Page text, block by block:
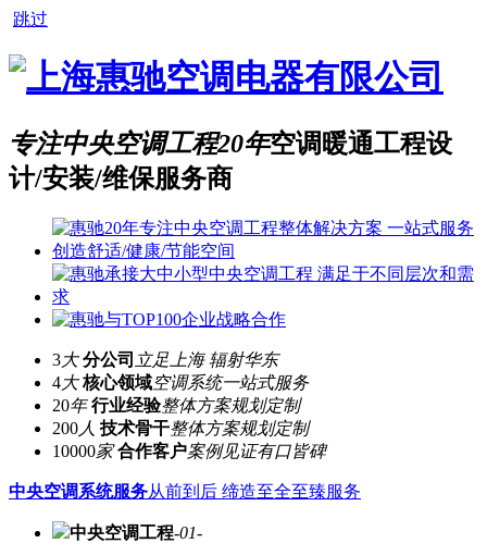
跳过
专注中央空调工程20年空调暖通工程设
计/安装/维保服务商
3大 分公司 立足上海 辐射华东
4大 核心领域空调系统一站式服务
20年 行业经验整体方案规划定制
200 人 技术骨干整体方案规划定制
10000家 合作客户案例见证有口皆碑
中央空调系统服务从前到后 缔造至全至臻服务
中央空调工程-01-